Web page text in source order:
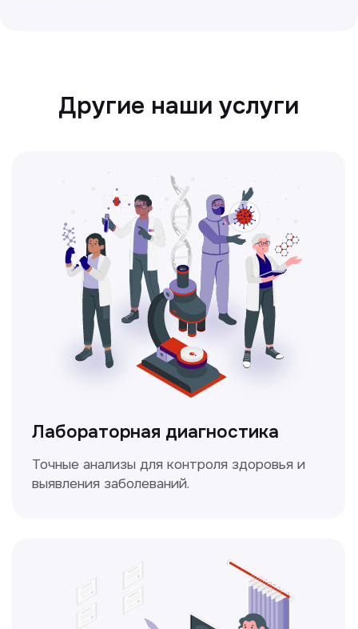
Ультразвуковая диагностика
Безопасный и точный метод для
обследования внутренних органов.
Метод ультразвуковой диагностики,
который используется для оценки
кровотока в сосудах.